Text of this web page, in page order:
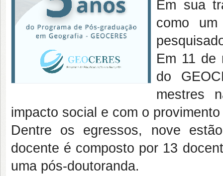
Em sua
como
Em 11 de
do
mestres
impacto social e com o
Dentre os egressos, nove
docente é composto por 13
uma pós-doutoranda.